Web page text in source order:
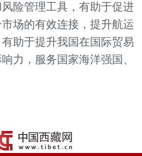
险管理工具，有助于促进
场的有效连接，提升航运
助于提升我国在国际贸易
力，服务国家海洋强国、